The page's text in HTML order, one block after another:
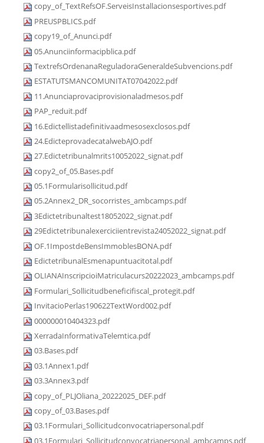
copy_of_TextRefsOF.ServeisInstallacionsesportives.pdf
PREUSPBLICS.pdf
copy19_of_Anunci.pdf
05.Anunciinformacipblica.pdf
TextrefsOrdenanaReguladoraGeneraldeSubvencions.pdf
ESTATUTSMANCOMUNITAT07042022.pdf
11.Anunciaprovaciprovisionaladmesos.pdf
PAP_reduit.pdf
16.Edictellistadefinitivaadmesosexclosos.pdf
24.EdicteprovadecatalwebAJO.pdf
27.Edictetribunalmrits10052022_signat.pdf
copy2_of_05.Bases.pdf
05.1Formularisollicitud.pdf
05.2Annex2_DR_socorristes_ambcamps.pdf
3Edictetribunaltest18052022_signat.pdf
29Edictetribunalexerciciientrevista24052022_signat.pdf
OF.1ImpostdeBensImmoblesBONA.pdf
EdictetribunalEsmenapuntuacitotal.pdf
OLIANAInscripcioiMatriculacurs20222023_ambcamps.pdf
Formulari_Sollicitudbeneficifiscal_protegit.pdf
InvitacioPerlas190622TextWord002.pdf
000000010404323.pdf
XerradaInformativaTelemtica.pdf
03.Bases.pdf
03.1Annex1.pdf
03.3Annex3.pdf
copy_of_PLJOliana_20222025_DEF.pdf
copy_of_03.Bases.pdf
03.1Formulari_Sollicitudconvocatriapersonal.pdf
03.1Formulari_Sollicitudconvocatriapersonal_ambcamps.pdf